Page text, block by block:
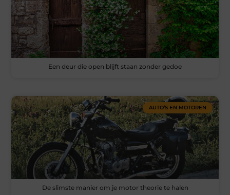
Een deur die open blijft staan zonder gedoe
AUTO’S EN MOTOREN
De slimste manier om je motor theorie te halen